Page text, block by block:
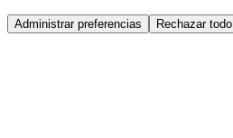
Administrar preferencias Rechazar todo